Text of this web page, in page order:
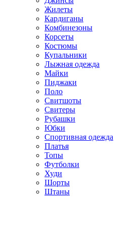
Жилеты
Кардиганы
Комбинезоны
Корсеты
Костюмы
Купальники
Лыжная одежда
Майки
Пиджаки
Поло
Свитшоты
Свитеры
Рубашки
Юбки
Спортивная одежда
Платья
Топы
Футболки
Худи
Шорты
Штаны